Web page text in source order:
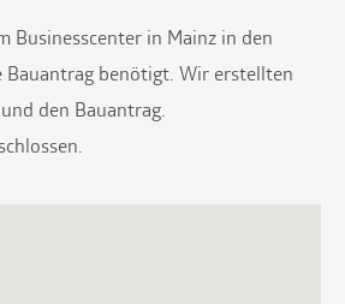
Businesscenter in Mainz in den
Bauantrag benötigt. Wir erstellten
den Bauantrag.